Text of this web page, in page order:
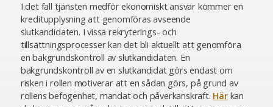
I det fall tjänsten medför ekonomiskt ansvar kommer en
kreditupplysning att genomföras avseende
slutkandidaten. I vissa rekryterings- och
tillsättningsprocesser kan det bli aktuellt att genomföra
en bakgrundskontroll av slutkandidaten. En
bakgrundskontroll av en slutkandidat görs endast om
risken i rollen motiverar att en sådan görs, på grund av
rollens befogenhet, mandat och påverkanskraft. Härkan